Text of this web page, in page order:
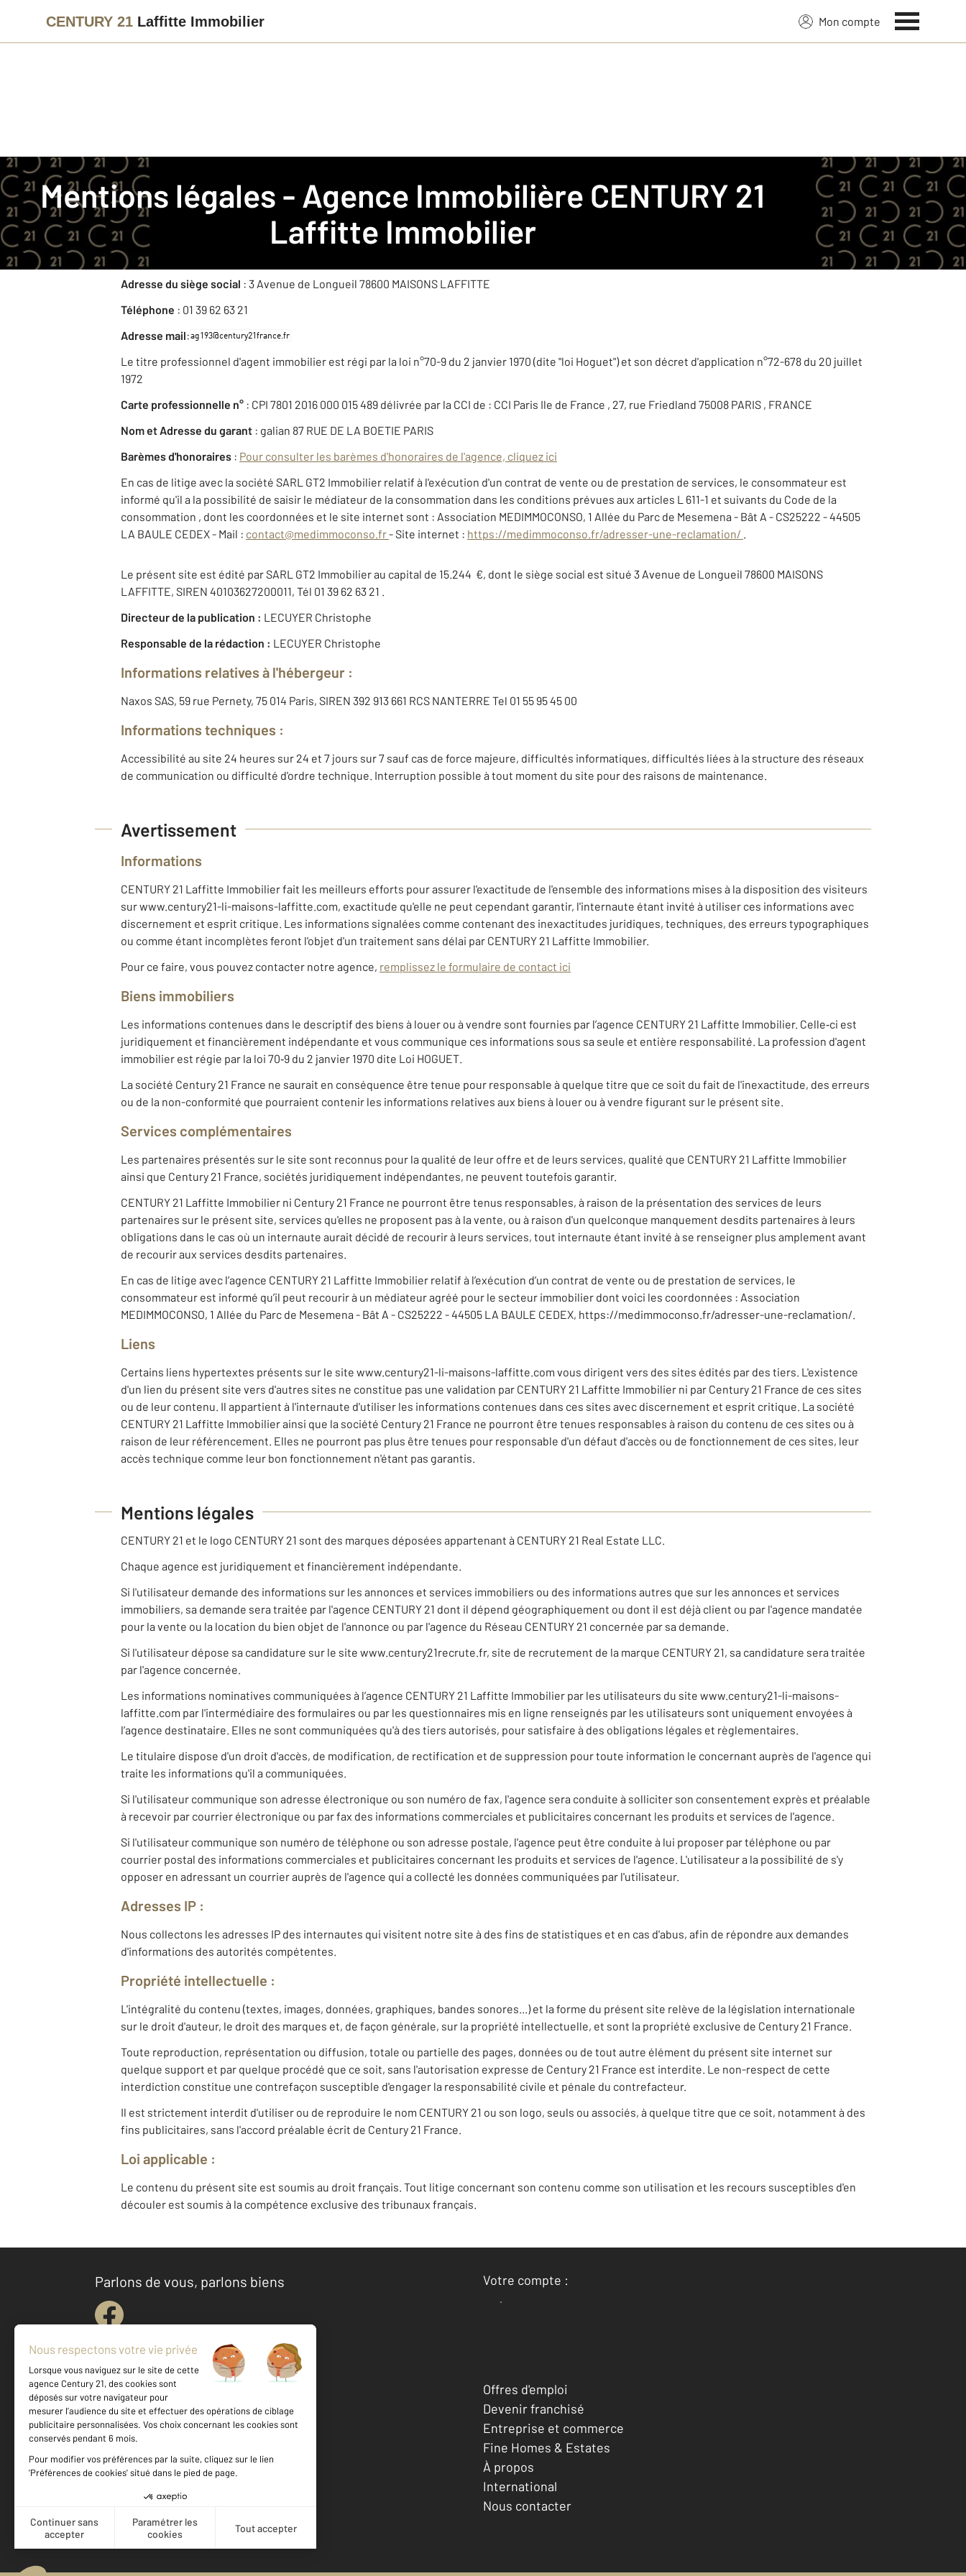
CENTURY 21 Laffitte Immobilier Mon compte
Mentions légales - Agence Immobilière CENTURY 21
Laffitte Immobilier
La société
Nom commercial: CENTURY 21 Laffitte Immobilier
Raison sociale
: SARL GT2 Immobilier
RCS: 401 036 272
Adresse du siège social : 3 Avenue de Longueil 78600 MAISONS LAFFITTE
Téléphone : 01 39 62 63 21
Adresse mail:
Le titre professionnel d'agent immobilier est régi par la loi n°70-9 du 2 janvier 1970 (dite "loi Hoguet") et son décret d'application n°72-678 du 20 juillet
1972
Carte professionnelle n° : CPI 7801 2016 000 015 489 délivrée par la CCI de : CCI Paris Ile de France , 27, rue Friedland 75008 PARIS , FRANCE
Nom et Adresse du garant : galian 87 RUE DE LA BOETIE PARIS
Barèmes d'honoraires : Pour consulter les barèmes d'honoraires de l'agence, cliquez ici
En cas de litige avec la société SARL GT2 Immobilier relatif à l'exécution d'un contrat de vente ou de prestation de services, le consommateur est
informé qu'il a la possibilité de saisir le médiateur de la consommation dans les conditions prévues aux articles L 611-1 et suivants du Code de la
consommation , dont les coordonnées et le site internet sont : Association MEDIMMOCONSO, 1 Allée du Parc de Mesemena - Bât A - CS25222 - 44505
LA BAULE CEDEX - Mail : contact@medimmoconso.fr- Site internet : https://medimmoconso.fr/adresser-une-reclamation/
Le présent site est édité par SARL GT2 Immobilier au capital de 15.244  €, dont le siège social est situé 3 Avenue de Longueil 78600 MAISONS
LAFFITTE, SIREN 40103627200011, Tél 01 39 62 63 21 .
Directeur de la publication : LECUYER Christophe
Responsable de la rédaction : LECUYER Christophe
Informations relatives à l'hébergeur :
Naxos SAS, 59 rue Pernety, 75 014 Paris, SIREN 392 913 661 RCS NANTERRE Tel 01 55 95 45 00
Informations techniques :
Accessibilité au site 24 heures sur 24 et 7 jours sur 7 sauf cas de force majeure, difficultés informatiques, difficultés liées à la structure des réseaux
de communication ou difficulté d'ordre technique. Interruption possible à tout moment du site pour des raisons de maintenance.
Avertissement
Informations
CENTURY 21 Laffitte Immobilier fait les meilleurs efforts pour assurer l'exactitude de l'ensemble des informations mises à la disposition des visiteurs
sur www.century21-li-maisons-laffitte.com, exactitude qu'elle ne peut cependant garantir, l'internaute étant invité à utiliser ces informations avec
discernement et esprit critique. Les informations signalées comme contenant des inexactitudes juridiques, techniques, des erreurs typographiques
ou comme étant incomplètes feront l'objet d'un traitement sans délai par CENTURY 21 Laffitte Immobilier.
Pour ce faire, vous pouvez contacter notre agence, remplissez le formulaire de contact ici
Biens immobiliers
Les informations contenues dans le descriptif des biens à louer ou à vendre sont fournies par l’agence CENTURY 21 Laffitte Immobilier. Celle‐ci est
juridiquement et financièrement indépendante et vous communique ces informations sous sa seule et entière responsabilité. La profession d'agent
immobilier est régie par la loi 70‐9 du 2 janvier 1970 dite Loi HOGUET.
La société Century 21 France ne saurait en conséquence être tenue pour responsable à quelque titre que ce soit du fait de l'inexactitude, des erreurs
ou de la non-conformité que pourraient contenir les informations relatives aux biens à louer ou à vendre figurant sur le présent site.
Services complémentaires
Les partenaires présentés sur le site sont reconnus pour la qualité de leur offre et de leurs services, qualité que CENTURY 21 Laffitte Immobilier
ainsi que Century 21 France, sociétés juridiquement indépendantes, ne peuvent toutefois garantir.
CENTURY 21 Laffitte Immobilier ni Century 21 France ne pourront être tenus responsables, à raison de la présentation des services de leurs
partenaires sur le présent site, services qu'elles ne proposent pas à la vente, ou à raison d'un quelconque manquement desdits partenaires à leurs
obligations dans le cas où un internaute aurait décidé de recourir à leurs services, tout internaute étant invité à se renseigner plus amplement avant
de recourir aux services desdits partenaires.
En cas de litige avec l’agence CENTURY 21 Laffitte Immobilier relatif à l’exécution d’un contrat de vente ou de prestation de services, le
consommateur est informé qu’il peut recourir à un médiateur agréé pour le secteur immobilier dont voici les coordonnées : Association
MEDIMMOCONSO, 1 Allée du Parc de Mesemena - Bât A - CS25222 - 44505 LA BAULE CEDEX, https://medimmoconso.fr/adresser-une-reclamation/.
Liens
Certains liens hypertextes présents sur le site www.century21-li-maisons-laffitte.com vous dirigent vers des sites édités par des tiers. L'existence
d'un lien du présent site vers d'autres sites ne constitue pas une validation par CENTURY 21 Laffitte Immobilier ni par Century 21 France de ces sites
ou de leur contenu. Il appartient à l'internaute d'utiliser les informations contenues dans ces sites avec discernement et esprit critique. La société
CENTURY 21 Laffitte Immobilier ainsi que la société Century 21 France ne pourront être tenues responsables à raison du contenu de ces sites ou à
raison de leur référencement. Elles ne pourront pas plus être tenues pour responsable d'un défaut d'accès ou de fonctionnement de ces sites, leur
accès technique comme leur bon fonctionnement n'étant pas garantis.
Mentions légales
CENTURY 21 et le logo CENTURY 21 sont des marques déposées appartenant à CENTURY 21 Real Estate LLC.
Chaque agence est juridiquement et financièrement indépendante.
Si l'utilisateur demande des informations sur les annonces et services immobiliers ou des informations autres que sur les annonces et services
immobiliers, sa demande sera traitée par l'agence CENTURY 21 dont il dépend géographiquement ou dont il est déjà client ou par l'agence mandatée
pour la vente ou la location du bien objet de l'annonce ou par l'agence du Réseau CENTURY 21 concernée par sa demande.
Si l'utilisateur dépose sa candidature sur le site www.century21recrute.fr, site de recrutement de la marque CENTURY 21, sa candidature sera traitée
par l'agence concernée.
Les informations nominatives communiquées à l’agence CENTURY 21 Laffitte Immobilier par les utilisateurs du site www.century21-li-maisons-
laffitte.com par l'intermédiaire des formulaires ou par les questionnaires mis en ligne renseignés par les utilisateurs sont uniquement envoyées à
l’agence destinataire. Elles ne sont communiquées qu'à des tiers autorisés, pour satisfaire à des obligations légales et règlementaires.
Le titulaire dispose d'un droit d'accès, de modification, de rectification et de suppression pour toute information le concernant auprès de l'agence qui
traite les informations qu'il a communiquées.
Si l'utilisateur communique son adresse électronique ou son numéro de fax, l'agence sera conduite à solliciter son consentement exprès et préalable
à recevoir par courrier électronique ou par fax des informations commerciales et publicitaires concernant les produits et services de l'agence.
Si l'utilisateur communique son numéro de téléphone ou son adresse postale, l'agence peut être conduite à lui proposer par téléphone ou par
courrier postal des informations commerciales et publicitaires concernant les produits et services de l'agence. L'utilisateur a la possibilité de s'y
opposer en adressant un courrier auprès de l'agence qui a collecté les données communiquées par l'utilisateur.
Adresses IP :
Nous collectons les adresses IP des internautes qui visitent notre site à des fins de statistiques et en cas d'abus, afin de répondre aux demandes
d'informations des autorités compétentes.
Propriété intellectuelle :
L'intégralité du contenu (textes, images, données, graphiques, bandes sonores...) et la forme du présent site relève de la législation internationale
sur le droit d'auteur, le droit des marques et, de façon générale, sur la propriété intellectuelle, et sont la propriété exclusive de Century 21 France.
Toute reproduction, représentation ou diffusion, totale ou partielle des pages, données ou de tout autre élément du présent site internet sur
quelque support et par quelque procédé que ce soit, sans l'autorisation expresse de Century 21 France est interdite. Le non-respect de cette
interdiction constitue une contrefaçon susceptible d'engager la responsabilité civile et pénale du contrefacteur.
Il est strictement interdit d'utiliser ou de reproduire le nom CENTURY 21 ou son logo, seuls ou associés, à quelque titre que ce soit, notamment à des
fins publicitaires, sans l'accord préalable écrit de Century 21 France.
Loi applicable :
Le contenu du présent site est soumis au droit français. Tout litige concernant son contenu comme son utilisation et les recours susceptibles d'en
découler est soumis à la compétence exclusive des tribunaux français.
Parlons de vous, parlons biens
Votre compte :
Votre agence est notée
Achat
10
Location
Offres d'emploi
Devenir franchisé
Entreprise et commerce
Fine Homes & Estates
À propos
International
Nous contacter